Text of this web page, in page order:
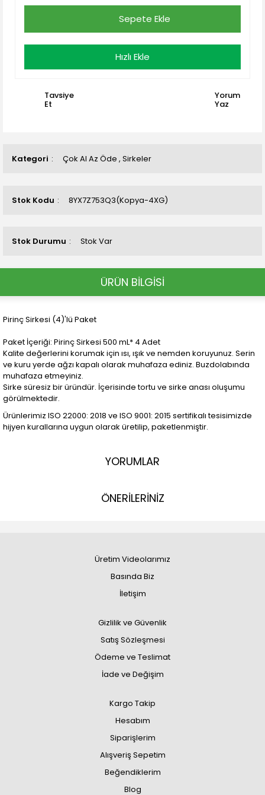
Kategori Çok Al Az Öde , Sirkeler
Stok Kodu 8YX7Z753Q3(Kopya-4XG)
Stok Durumu Stok Var
Sepete Ekle
Hızlı Ekle
Tavsiye
Et
Yorum
Yaz
ÜRÜN BİLGİSİ
Pirinç Sirkesi (4)'lü Paket
Paket İçeriği: Pirinç Sirkesi 500 mL* 4 Adet
Kalite değerlerini korumak için ısı, ışık ve nemden koruyunuz. Serin
ve kuru yerde ağzı kapalı olarak muhafaza ediniz. Buzdolabında
muhafaza etmeyiniz.
Sirke süresiz bir üründür. İçerisinde tortu ve sirke anası oluşumu
görülmektedir.
Ürünlerimiz ISO 22000: 2018 ve ISO 9001: 2015 sertifikalı tesisimizde
hijyen kurallarına uygun olarak üretilip, paketlenmiştir.
YORUMLAR
ÖNERİLERİNİZ
Üretim Videolarımız
Basında Biz
İletişim
Gizlilik ve Güvenlik
Satış Sözleşmesi
Ödeme ve Teslimat
İade ve Değişim
Kargo Takip
Hesabım
Siparişlerim
Alışveriş Sepetim
Beğendiklerim
Blog